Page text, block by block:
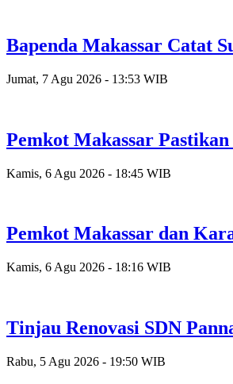
Bapenda Makassar Catat
Jumat, 7 Agu 2026 - 13:53 WIB
Pemkot Makassar
Kamis, 6 Agu 2026 - 18:45 WIB
Pemkot Makassar dan
Kamis, 6 Agu 2026 - 18:16 WIB
Tinjau Renovasi SDN
Rabu, 5 Agu 2026 - 19:50 WIB